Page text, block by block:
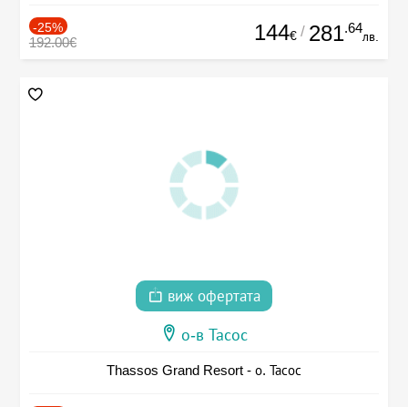
-25%
192.00€ 144€ / 281.64
лв.
виж офертата
о-в Тасос
Thassos Grand Resort - о. Тасос